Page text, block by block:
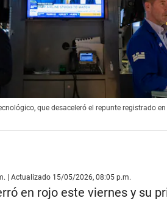
que desaceleró el repunte registrado
| Actualizado 15/05/2026, 08:05 p.m.
en rojo este viernes y su